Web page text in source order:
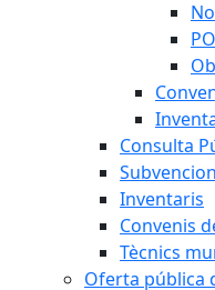
Consulta
Inventaris
Convenis
Tècnics
Oferta pública